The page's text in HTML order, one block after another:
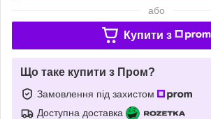
або
Купити з
Що таке купити з Пром?
Замовлення під захистом
Доступна доставка